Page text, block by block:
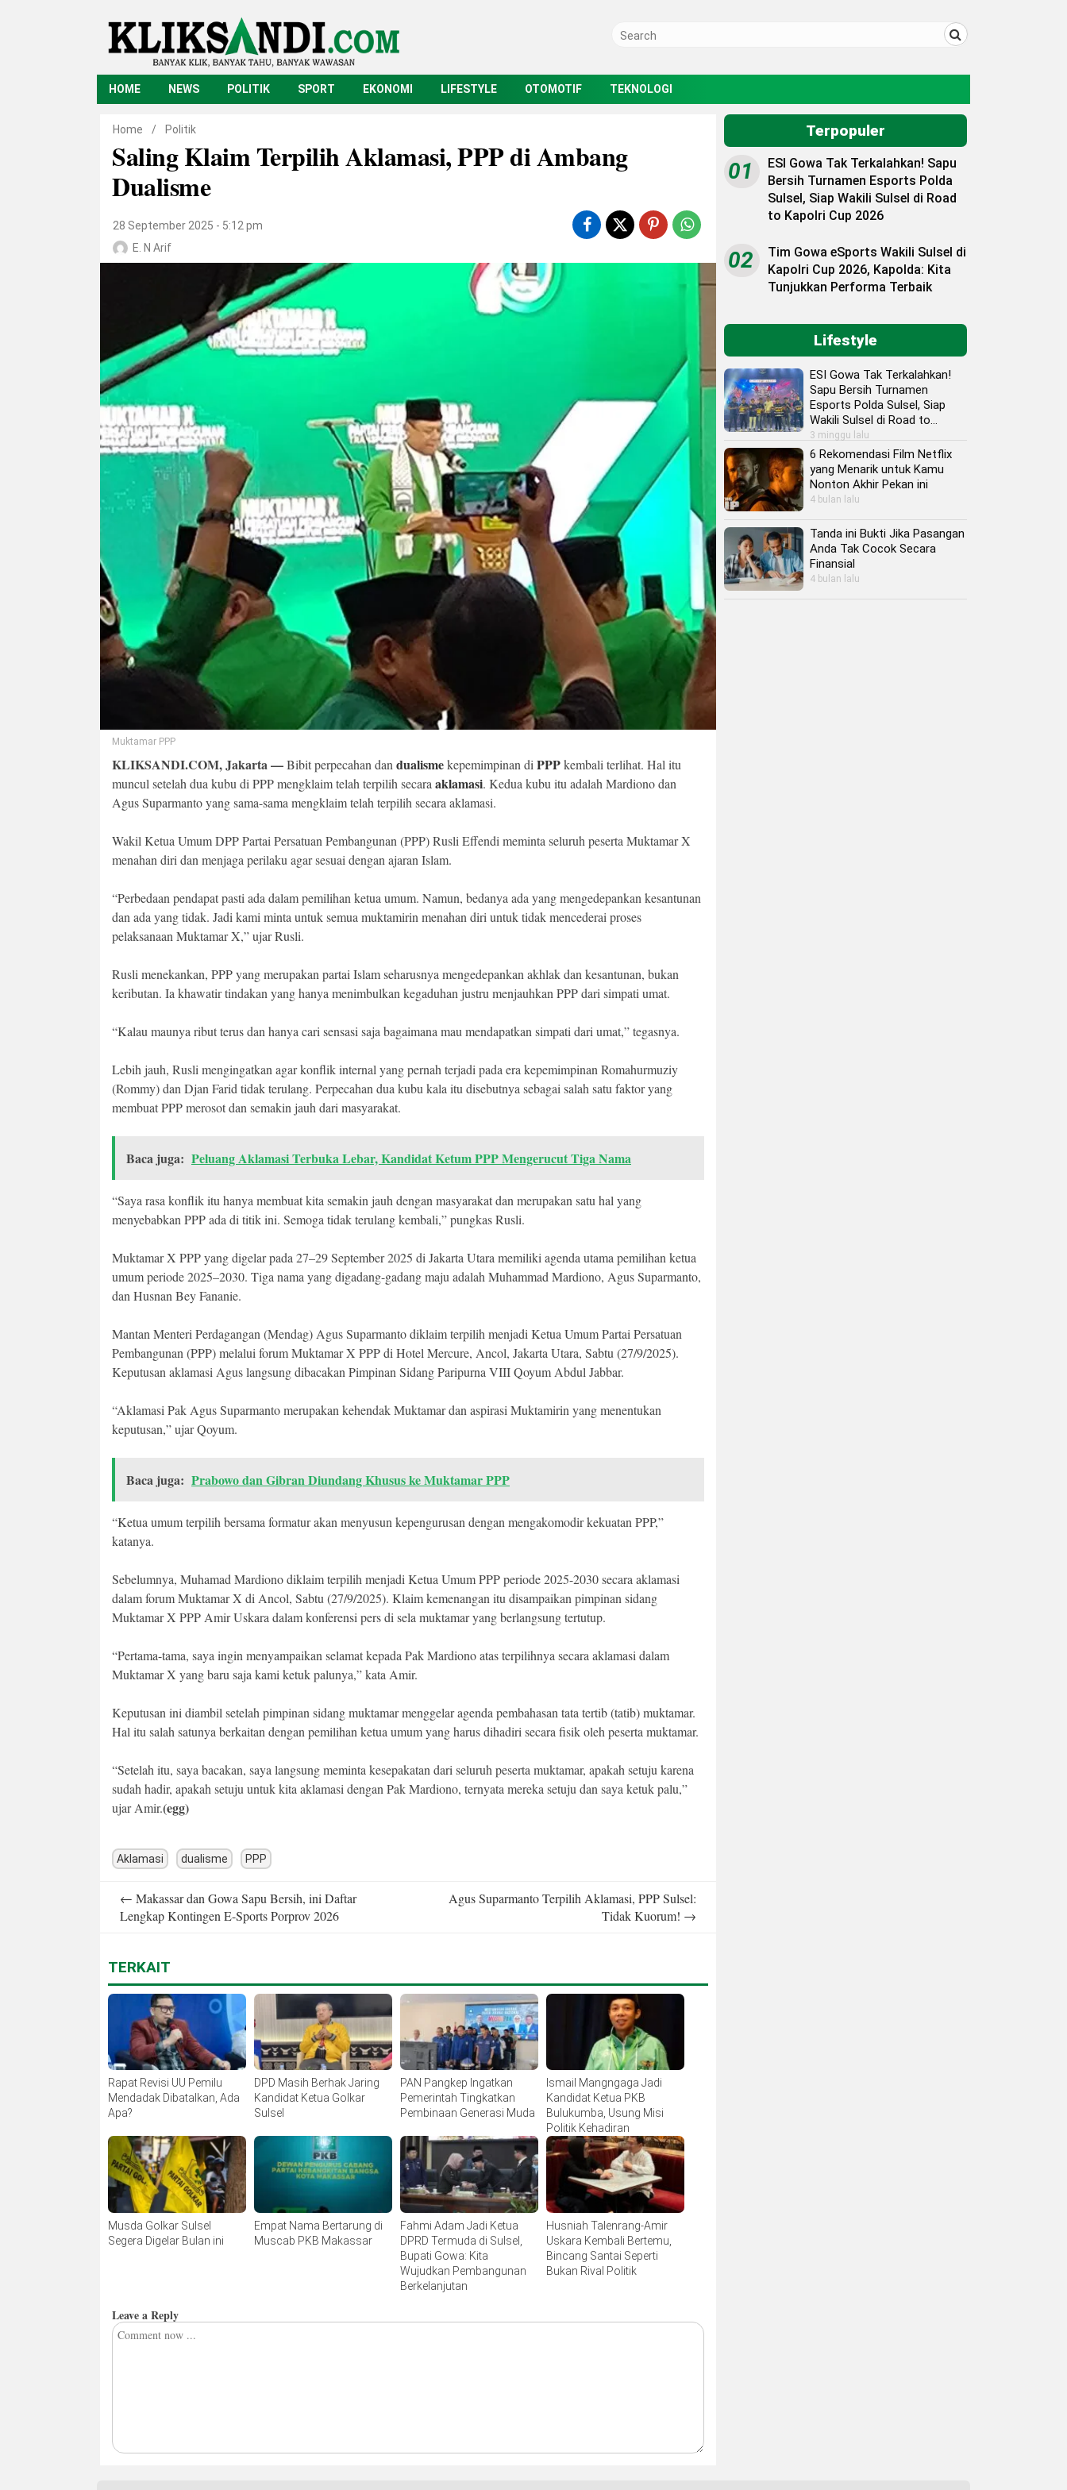
HOME NEWS POLITIK SPORT EKONOMI LIFESTYLE OTOMOTIF TEKNOLOGI
Home / Politik
Saling Klaim Terpilih Aklamasi, PPP di Ambang
Dualisme
28 September 2025 - 5:12 pm
E. N Arif
Muktamar PPP
KLIKSANDI.COM, Jakarta —Bibit perpecahan dan dualismekepemimpinan di PPPkembali terlihat. Hal itu
muncul setelah dua kubu di PPP mengklaim telah terpilih secara aklamasi. Kedua kubu itu adalah Mardiono dan
Agus Suparmanto yang sama-sama mengklaim telah terpilih secara aklamasi.
Wakil Ketua Umum DPP Partai Persatuan Pembangunan (PPP) Rusli Effendi meminta seluruh peserta Muktamar X
menahan diri dan menjaga perilaku agar sesuai dengan ajaran Islam.
“Perbedaan pendapat pasti ada dalam pemilihan ketua umum. Namun, bedanya ada yang mengedepankan kesantunan
dan ada yang tidak. Jadi kami minta untuk semua muktamirin menahan diri untuk tidak mencederai proses
pelaksanaan Muktamar X,” ujar Rusli.
Rusli menekankan, PPP yang merupakan partai Islam seharusnya mengedepankan akhlak dan kesantunan, bukan
keributan. Ia khawatir tindakan yang hanya menimbulkan kegaduhan justru menjauhkan PPP dari simpati umat.
“Kalau maunya ribut terus dan hanya cari sensasi saja bagaimana mau mendapatkan simpati dari umat,” tegasnya.
Lebih jauh, Rusli mengingatkan agar konflik internal yang pernah terjadi pada era kepemimpinan Romahurmuziy
(Rommy) dan Djan Farid tidak terulang. Perpecahan dua kubu kala itu disebutnya sebagai salah satu faktor yang
membuat PPP merosot dan semakin jauh dari masyarakat.
Baca juga: Peluang Aklamasi Terbuka Lebar, Kandidat Ketum PPP Mengerucut Tiga Nama
“Saya rasa konflik itu hanya membuat kita semakin jauh dengan masyarakat dan merupakan satu hal yang
menyebabkan PPP ada di titik ini. Semoga tidak terulang kembali,” pungkas Rusli.
Muktamar X PPP yang digelar pada 27–29 September 2025 di Jakarta Utara memiliki agenda utama pemilihan ketua
umum periode 2025–2030. Tiga nama yang digadang-gadang maju adalah Muhammad Mardiono, Agus Suparmanto,
dan Husnan Bey Fananie.
Mantan Menteri Perdagangan (Mendag) Agus Suparmanto diklaim terpilih menjadi Ketua Umum Partai Persatuan
Pembangunan (PPP) melalui forum Muktamar X PPP di Hotel Mercure, Ancol, Jakarta Utara, Sabtu (27/9/2025).
Keputusan aklamasi Agus langsung dibacakan Pimpinan Sidang Paripurna VIII Qoyum Abdul Jabbar.
“Aklamasi Pak Agus Suparmanto merupakan kehendak Muktamar dan aspirasi Muktamirin yang menentukan
keputusan,” ujar Qoyum.
Baca juga: Prabowo dan Gibran Diundang Khusus ke Muktamar PPP
“Ketua umum terpilih bersama formatur akan menyusun kepengurusan dengan mengakomodir kekuatan PPP,”
katanya.
Sebelumnya, Muhamad Mardiono diklaim terpilih menjadi Ketua Umum PPP periode 2025-2030 secara aklamasi
dalam forum Muktamar X di Ancol, Sabtu (27/9/2025). Klaim kemenangan itu disampaikan pimpinan sidang
Muktamar X PPP Amir Uskara dalam konferensi pers di sela muktamar yang berlangsung tertutup.
“Pertama-tama, saya ingin menyampaikan selamat kepada Pak Mardiono atas terpilihnya secara aklamasi dalam
Muktamar X yang baru saja kami ketuk palunya,” kata Amir.
Keputusan ini diambil setelah pimpinan sidang muktamar menggelar agenda pembahasan tata tertib (tatib) muktamar.
Hal itu salah satunya berkaitan dengan pemilihan ketua umum yang harus dihadiri secara fisik oleh peserta muktamar.
“Setelah itu, saya bacakan, saya langsung meminta kesepakatan dari seluruh peserta muktamar, apakah setuju karena
sudah hadir, apakah setuju untuk kita aklamasi dengan Pak Mardiono, ternyata mereka setuju dan saya ketuk palu,”
ujar Amir.(egg)
Aklamasi dualisme PPP
navigation
← Makassar dan Gowa Sapu Bersih, ini Daftar
Lengkap Kontingen E-Sports Porprov 2026
Agus Suparmanto Terpilih Aklamasi, PPP Sulsel:
Tidak Kuorum! →
TERKAIT
Rapat Revisi UU Pemilu
Mendadak Dibatalkan, Ada
Apa?
DPD Masih Berhak Jaring
Kandidat Ketua Golkar
Sulsel
PAN Pangkep Ingatkan
Pemerintah Tingkatkan
Pembinaan Generasi Muda
Ismail Mangngaga Jadi
Kandidat Ketua PKB
Bulukumba, Usung Misi
Politik Kehadiran
Musda Golkar Sulsel
Segera Digelar Bulan ini
Empat Nama Bertarung di
Muscab PKB Makassar
Fahmi Adam Jadi Ketua
DPRD Termuda di Sulsel,
Bupati Gowa: Kita
Wujudkan Pembangunan
Berkelanjutan
Husniah Talenrang-Amir
Uskara Kembali Bertemu,
Bincang Santai Seperti
Bukan Rival Politik
Leave a Reply
Terpopuler
01
ESI Gowa Tak Terkalahkan! Sapu
Bersih Turnamen Esports Polda
Sulsel, Siap Wakili Sulsel di Road
to Kapolri Cup 2026
02
Tim Gowa eSports Wakili Sulsel di
Kapolri Cup 2026, Kapolda: Kita
Tunjukkan Performa Terbaik
Lifestyle
ESI Gowa Tak Terkalahkan!
Sapu Bersih Turnamen
Esports Polda Sulsel, Siap
Wakili Sulsel di Road to
Kapolri Cup 2026
3 minggu lalu
6 Rekomendasi Film Netflix
yang Menarik untuk Kamu
Nonton Akhir Pekan ini
4 bulan lalu
Tanda ini Bukti Jika Pasangan
Anda Tak Cocok Secara
Finansial
4 bulan lalu